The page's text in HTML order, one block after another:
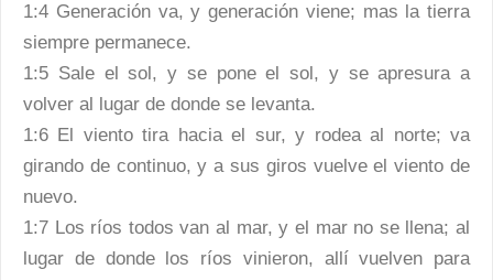
1:4 Generación va, y generación viene; mas la tierra
siempre permanece.
1:5 Sale el sol, y se pone el sol, y se apresura a
volver al lugar de donde se levanta.
1:6 El viento tira hacia el sur, y rodea al norte; va
girando de continuo, y a sus giros vuelve el viento de
nuevo.
1:7 Los ríos todos van al mar, y el mar no se llena; al
lugar de donde los ríos vinieron, allí vuelven para